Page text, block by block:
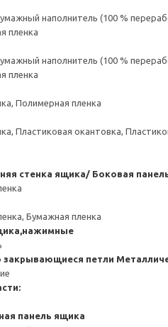
наполнитель (100 %
пленка
наполнитель (100 %
пленка
Полимерная пленка
Пластиковая окантовка,
стенка ящика/ Боковая
Бумажная пленка
петли
панель ящика